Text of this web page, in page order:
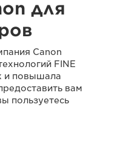
для
Canon
FINE
и повышала
вам
пользуетесь